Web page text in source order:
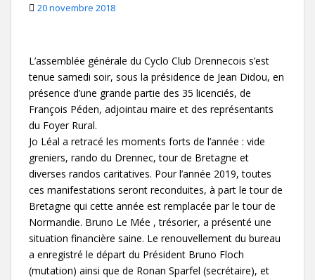
20 novembre 2018
L’assemblée générale du Cyclo Club Drennecois s’est
tenue samedi soir, sous la présidence de Jean Didou, en
présence d’une grande partie des 35 licenciés, de
François Péden, adjointau maire et des représentants
du Foyer Rural.
Jo Léal a retracé les moments forts de l’année : vide
greniers, rando du Drennec, tour de Bretagne et
diverses randos caritatives. Pour l’année 2019, toutes
ces manifestations seront reconduites, à part le tour de
Bretagne qui cette année est remplacée par le tour de
Normandie. Bruno Le Mée , trésorier, a présenté une
situation financière saine. Le renouvellement du bureau
a enregistré le départ du Président Bruno Floch
(mutation) ainsi que de Ronan Sparfel (secrétaire), et